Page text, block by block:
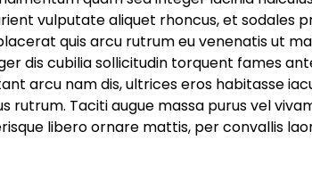
vulputate aliquet rhoncus, et sodales
quis arcu rutrum eu venenatis ut
dis cubilia sollicitudin torquent fames
arcu nam dis, ultrices eros habitasse
rutrum. Taciti augue massa purus vel
libero ornare mattis, per convallis